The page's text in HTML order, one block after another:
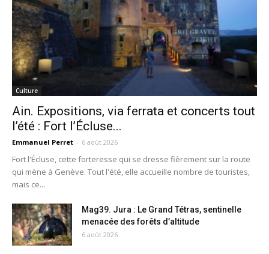
Culture
Ain. Expositions, via ferrata et concerts tout
l’été : Fort l’Écluse...
Emmanuel Perret - 6 août 2026
Fort l'Écluse, cette forteresse qui se dresse fièrement sur la route
qui mène à Genève. Tout l'été, elle accueille nombre de touristes,
mais ce...
Mag39. Jura : Le Grand Tétras, sentinelle
menacée des forêts d’altitude
6 août 2026